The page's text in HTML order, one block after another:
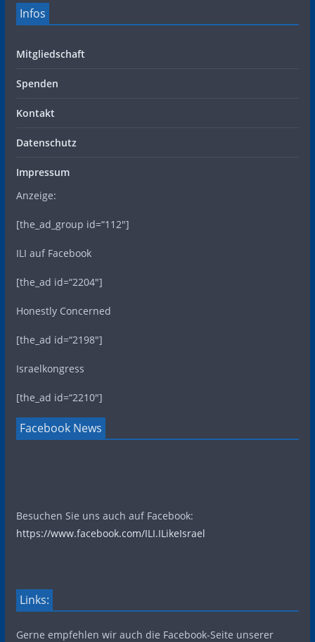
Infos
Mitgliedschaft
Spenden
Kontakt
Datenschutz
Impressum
Anzeige:
[the_ad_group id=“112″]
ILI auf Facebook
[the_ad id=“2204″]
Honestly Concerned
[the_ad id=“2198″]
Israelkongress
[the_ad id=“2210″]
Facebook News
Besuchen Sie uns auch auf Facebook:
https://www.facebook.com/ILI.ILikeIsrael
Links:
Gerne empfehlen wir auch die Facebook-Seite unserer